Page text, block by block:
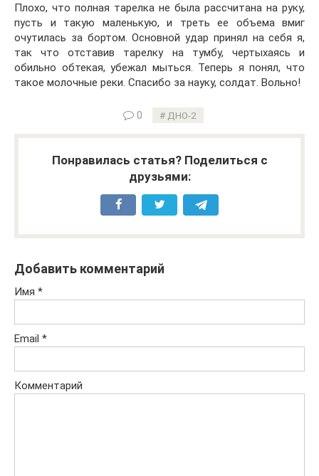
Плохо, что полная тарелка не была рассчитана на руку,
пусть и такую маленькую, и треть ее объема вмиг
очутилась за бортом. Основной удар принял на себя я,
так что отставив тарелку на тумбу, чертыхаясь и
обильно обтекая, убежал мыться. Теперь я понял, что
такое молочные реки. Спасибо за науку, солдат. Вольно!
0 ДНО-2
Понравилась статья? Поделиться с
друзьями:
Добавить комментарий
Имя *
Email *
Комментарий